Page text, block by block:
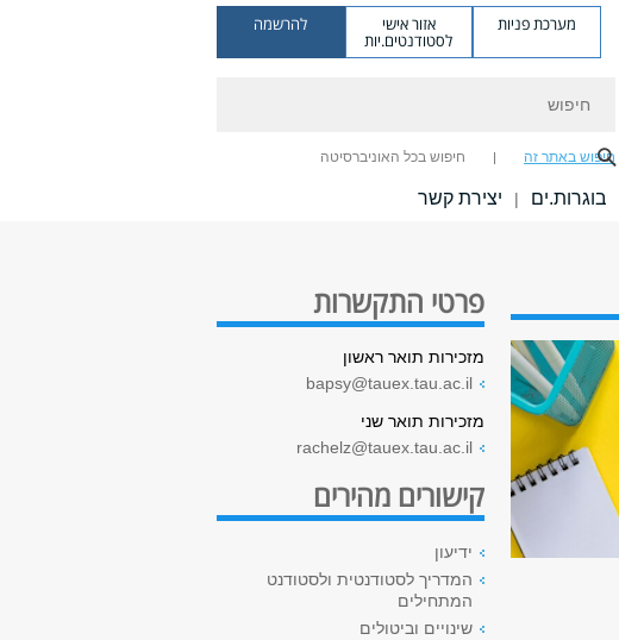
מערכת פניות אזור אישי
לסטודנטים.יות
להרשמה
חיפוש באתר זה חיפוש בכל האוניברסיטה
בוגרות.ים | יצירת קשר
פרטי התקשרות
מזכירות תואר ראשון
bapsy@tauex.tau.ac.il
מזכירות תואר שני
rachelz@tauex.tau.ac.il
קישורים מהירים
ידיעון
המדריך לסטודנטית ולסטודנט
המתחילים
שינויים וביטולים